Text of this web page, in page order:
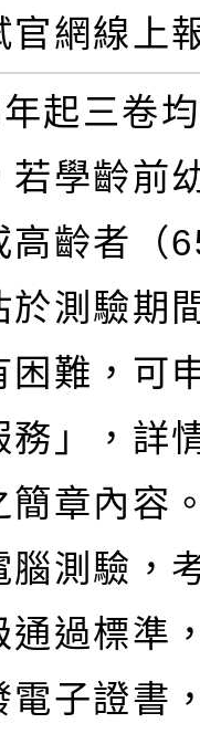
官網線上
起三卷
若學齡前
高齡者（
於測驗期
困難，可
務」，詳
簡章內容
腦測驗，
通過標準
電子證書